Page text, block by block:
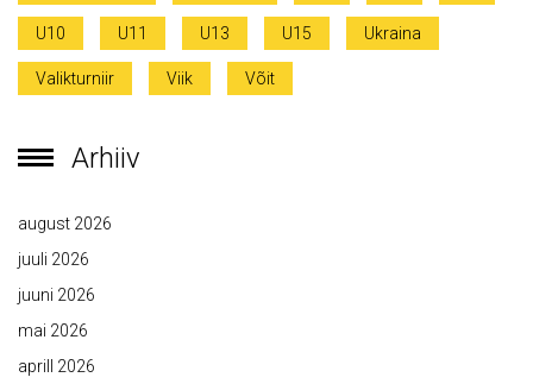
U10 U11 U13 U15 Ukraina
Valikturniir Viik Võit
Arhiiv
august 2026
juuli 2026
juuni 2026
mai 2026
aprill 2026